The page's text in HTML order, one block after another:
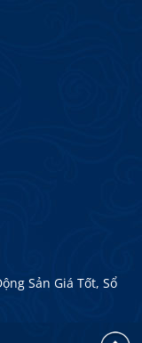
Sản Giá Tốt, Sổ